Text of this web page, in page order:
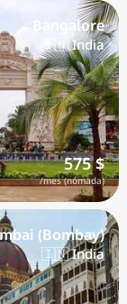
Bangalore
🇮🇳 India
575 $
/mes (nómada)
(Bombay)
🇮🇳 India